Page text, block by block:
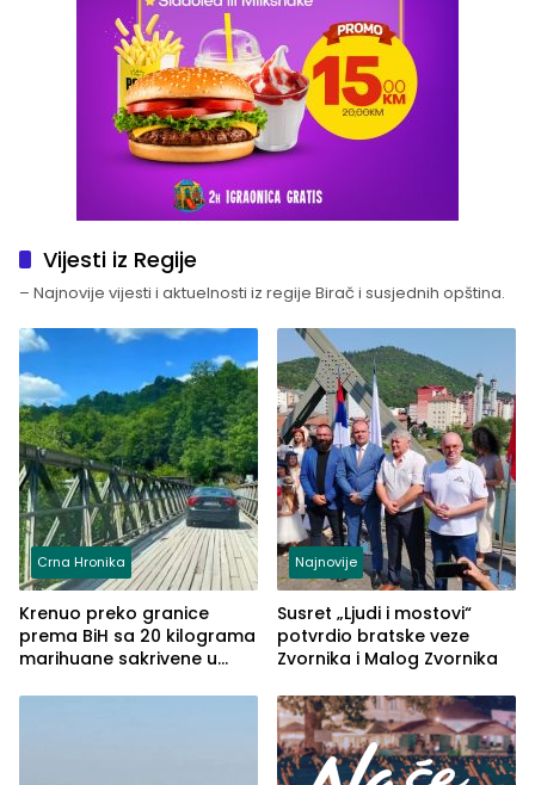
Vijesti iz Regije
– Najnovije vijesti i aktuelnosti iz regije Birač i susjednih opština.
Crna Hronika
Krenuo preko granice
prema BiH sa 20 kilograma
marihuane sakrivene u
Najnovije
Susret „Ljudi i mostovi“
potvrdio bratske veze
Zvornika i Malog Zvornika